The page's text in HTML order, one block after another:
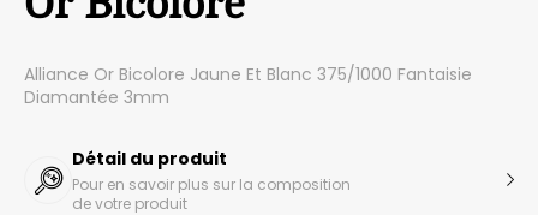
Alliance Or Bicolore Jaune Et Blanc 375/1000 Fantaisie
Diamantée 3mm
Détail du produit
Pour en savoir plus sur la composition
de votre produit